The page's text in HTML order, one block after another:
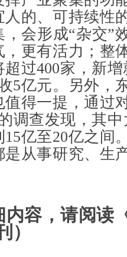
的、可持续性
会形成“杂交”
更有活力；整
过400家，新
5亿元。另外，
得一提，通过
调查发现，其
亿至20亿之间
从事研究、生
内容，请阅读
）